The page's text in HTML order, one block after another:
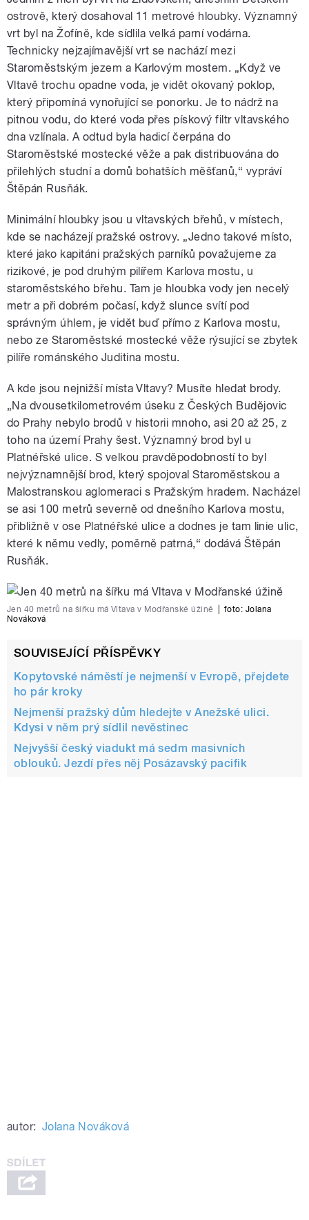
ostrově, který dosahoval 11 metrové hloubky. Významný
vrt byl na Žofíně, kde sídlila velká parní vodárna.
Technicky nejzajímavější vrt se nachází mezi
Staroměstským jezem a Karlovým mostem. „Když ve
Vltavě trochu opadne voda, je vidět okovaný poklop,
který připomíná vynořující se ponorku. Je to nádrž na
pitnou vodu, do které voda přes pískový filtr vltavského
dna vzlínala. A odtud byla hadicí čerpána do
Staroměstské mostecké věže a pak distribuována do
přilehlých studní a domů bohatších měšťanů,“ vypráví
Štěpán Rusňák.
Minimální hloubky jsou u vltavských břehů, v místech,
kde se nacházejí pražské ostrovy. „Jedno takové místo,
které jako kapitáni pražských parníků považujeme za
rizikové, je pod druhým pilířem Karlova mostu, u
staroměstského břehu. Tam je hloubka vody jen necelý
metr a při dobrém počasí, když slunce svítí pod
správným úhlem, je vidět buď přímo z Karlova mostu,
nebo ze Staroměstské mostecké věže rýsující se zbytek
pilíře románského Juditina mostu.
A kde jsou nejnižší místa Vltavy? Musíte hledat brody.
„Na dvousetkilometrovém úseku z Českých Budějovic
do Prahy nebylo brodů v historii mnoho, asi 20 až 25, z
toho na území Prahy šest. Významný brod byl u
Platnéřské ulice. S velkou pravděpodobností to byl
nejvýznamnější brod, který spojoval Staroměstskou a
Malostranskou aglomeraci s Pražským hradem. Nacházel
se asi 100 metrů severně od dnešního Karlova mostu,
přibližně v ose Platnéřské ulice a dodnes je tam linie ulic,
které k němu vedly, poměrně patrná,“ dodává Štěpán
Rusňák.
Jen 40 metrů na šířku má Vltava v Modřanské úžině foto: Jolana
Nováková
SOUVISEJÍCÍ PŘÍSPĚVKY
Kopytovské náměstí je nejmenší v Evropě, přejdete
ho pár kroky
Nejmenší pražský dům hledejte v Anežské ulici.
Kdysi v něm prý sídlil nevěstinec
Nejvyšší český viadukt má sedm masivních
oblouků. Jezdí přes něj Posázavský pacifik
autor: Jolana Nováková